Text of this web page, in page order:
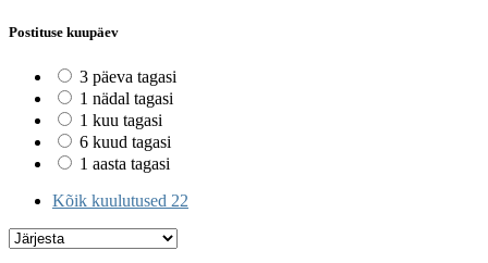
Postituse kuupäev
3 päeva tagasi
1 nädal tagasi
1 kuu tagasi
6 kuud tagasi
1 aasta tagasi
Kõik kuulutused 22